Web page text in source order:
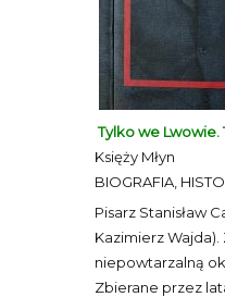
Tylko we Lwowie.
Księży Młyn
BIOGRAFIA,
Pisarz Stanisław
Kazimierz
niepowtarzalną
Zbierane przez